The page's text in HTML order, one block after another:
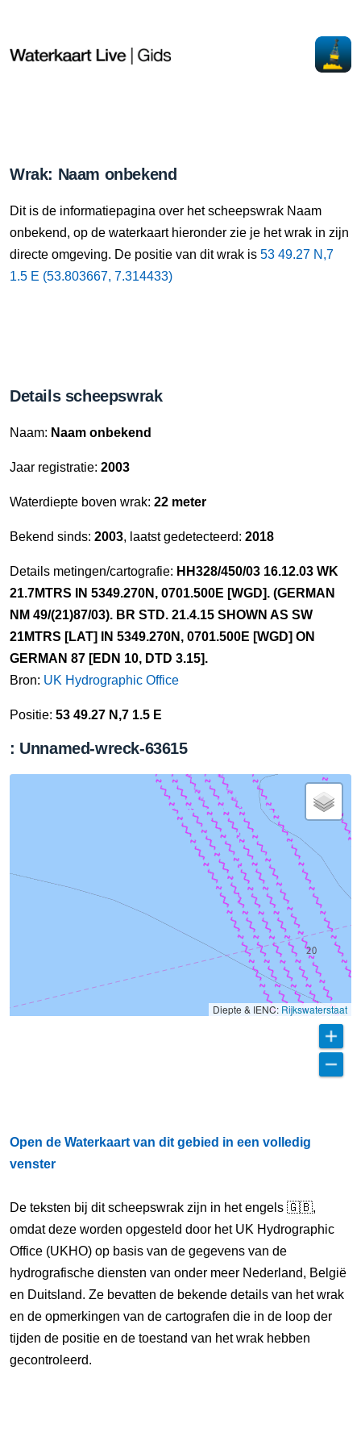
Wrak: Naam onbekend
Dit is de informatiepagina over het scheepswrak Naam
onbekend, op de waterkaart hieronder zie je het wrak in zijn
directe omgeving. De positie van dit wrak is 53 49.27 N,7
1.5 E (53.803667, 7.314433)
Details scheepswrak
Naam: Naam onbekend
Jaar registratie: 2003
Waterdiepte boven wrak: 22 meter
Bekend sinds: 2003, laatst gedetecteerd: 2018
Details metingen/cartografie: HH328/450/03 16.12.03 WK
21.7MTRS IN 5349.270N, 0701.500E [WGD]. (GERMAN
NM 49/(21)87/03). BR STD. 21.4.15 SHOWN AS SW
21MTRS [LAT] IN 5349.270N, 0701.500E [WGD] ON
GERMAN 87 [EDN 10, DTD 3.15].
Bron: UK Hydrographic Office
Positie: 53 49.27 N,7 1.5 E
: Unnamed-wreck-63615
Diepte & IENC: Rijkswaterstaat
Open de Waterkaart van dit gebied in een volledig
venster
De teksten bij dit scheepswrak zijn in het engels 🇬🇧,
omdat deze worden opgesteld door het UK Hydrographic
Office (UKHO) op basis van de gegevens van de
hydrografische diensten van onder meer Nederland, België
en Duitsland. Ze bevatten de bekende details van het wrak
en de opmerkingen van de cartografen die in de loop der
tijden de positie en de toestand van het wrak hebben
gecontroleerd.